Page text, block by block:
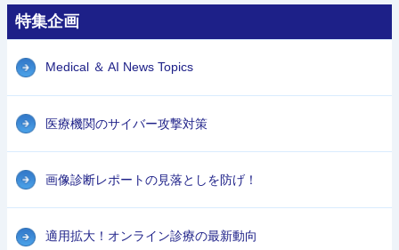
特集企画
Medical ＆ AI News Topics
医療機関のサイバー攻撃対策
画像診断レポートの見落としを防げ！
適用拡大！オンライン診療の最新動向